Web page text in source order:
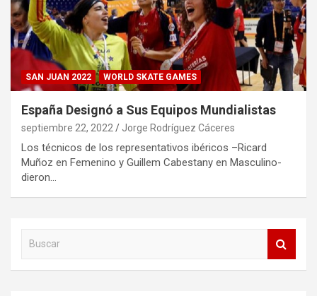
SAN JUAN 2022 WORLD SKATE GAMES
España Designó a Sus Equipos Mundialistas
septiembre 22, 2022 Jorge Rodríguez Cáceres
Los técnicos de los representativos ibéricos –Ricard
Muñoz en Femenino y Guillem Cabestany en Masculino-
dieron…